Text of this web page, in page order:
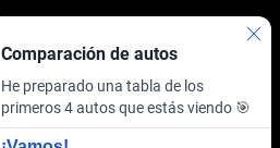
Comparación de autos
He preparado una tabla de los
primeros 4 autos que estás viendo 🎯